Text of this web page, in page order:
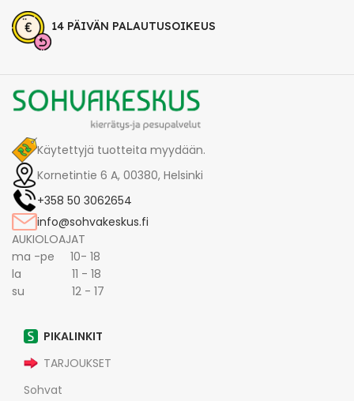
14 PÄIVÄN PALAUTUSOIKEUS
Käytettyjä tuotteita myydään.
Kornetintie 6 A, 00380, Helsinki
+358 50 3062654
info@sohvakeskus.fi
AUKIOLOAJAT
ma -pe 10- 18
la 11 - 18
su 12 - 17
PIKALINKIT
TARJOUKSET
Sohvat